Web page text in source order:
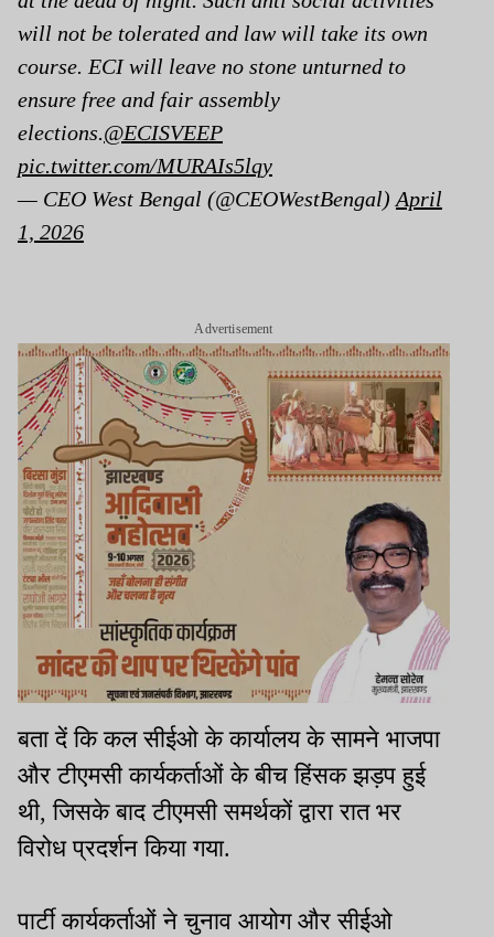
will not be tolerated and law will take its own
course. ECI will leave no stone unturned to
ensure free and fair assembly
elections.@ECISVEEP
pic.twitter.com/MURAIs5lqy
— CEO West Bengal (@CEOWestBengal) April
1, 2026
Advertisement
बता दें कि कल सीईओ के कार्यालय के सामने भाजपा
और टीएमसी कार्यकर्ताओं के बीच हिंसक झड़प हुई
थी, जिसके बाद टीएमसी समर्थकों द्वारा रात भर
विरोध प्रदर्शन किया गया.
पार्टी कार्यकर्ताओं ने चुनाव आयोग और सीईओ